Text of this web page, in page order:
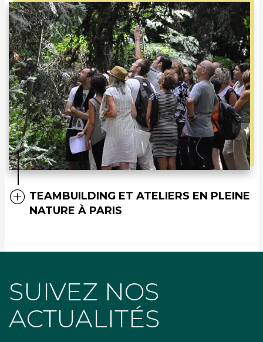
TEAMBUILDING ET ATELIERS EN PLEINE
NATURE À PARIS
SUIVEZ NOS
ACTUALITÉS